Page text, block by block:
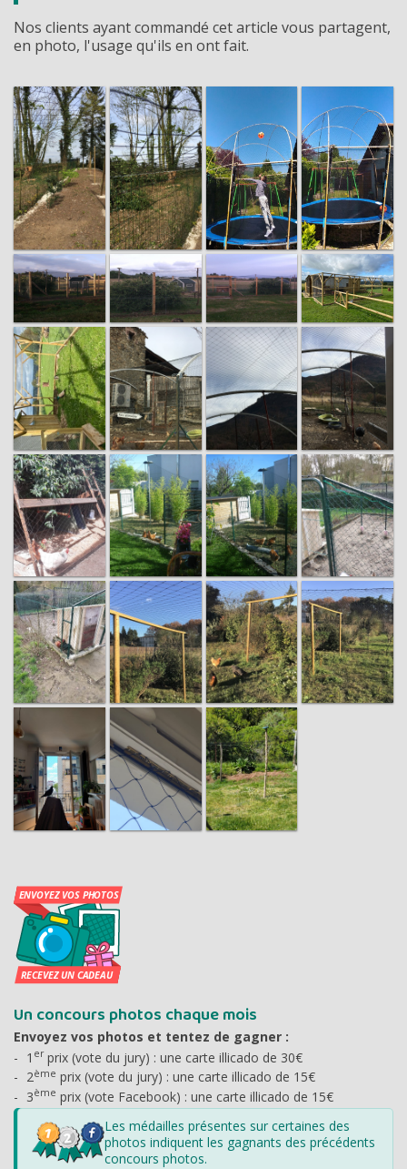
Nos clients ayant commandé cet article vous partagent,
en photo, l'usage qu'ils en ont fait.
Un concours photos chaque mois
Envoyez vos photos et tentez de gagner :
1 erprix (vote du jury) : une carte illicado de 30€
2ème prix (vote du jury) : une carte illicado de 15€
3ème prix (vote Facebook) : une carte illicado de 15€
Les médailles présentes sur certaines des
photos indiquent les gagnants des précédents
concours photos.